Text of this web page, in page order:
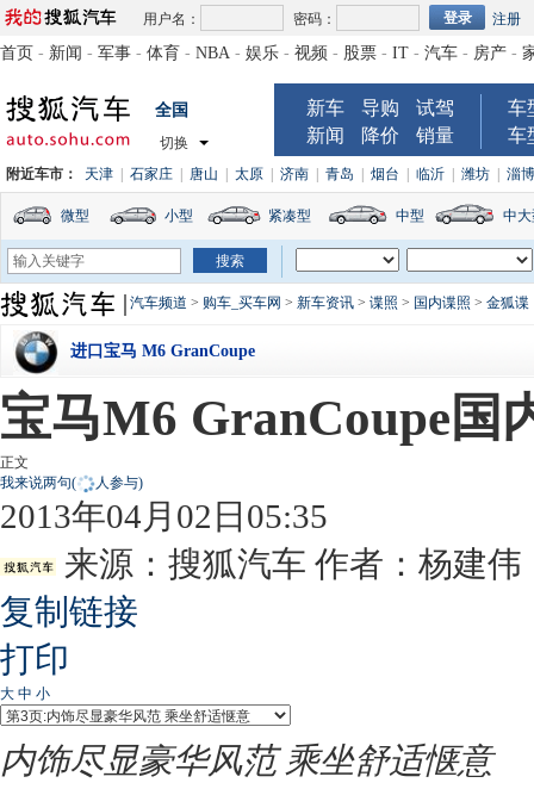
用户名： 密码： 注册
首页 - 新闻 - 军事 - 体育 - NBA - 娱乐 - 视频 - 股票 - IT - 汽车 - 房产 -
全国
切换
新车 导购
试驾
新闻
降价 销量
车
车
附近车市： 天津 石家庄 唐山 太原 济南 青岛 烟台 临沂 潍坊 淄博
微型 小型 紧凑型 中型 中
汽车频道 > 购车_买车网 > 新车资讯 > 谍照 > 国内谍照 > 金狐谍
进口宝马 M6 GranCoupe
宝马M6 GranCoupe国
正文
我来说两句( 人参与)
2013年04月02日05:35
来源： 搜狐汽车 作者：杨建伟
复制链接
打印
大 中 小
内饰尽显豪华风范 乘坐舒适惬意